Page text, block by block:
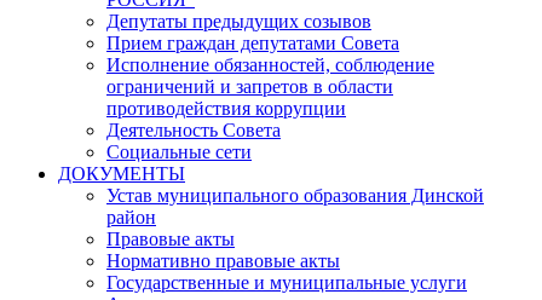
Депутаты предыдущих созывов
Прием граждан депутатами Совета
Исполнение обязанностей, соблюдение
ограничений и запретов в области
противодействия коррупции
Деятельность Совета
Социальные сети
ДОКУМЕНТЫ
Устав муниципального образования Динской
район
Правовые акты
Нормативно правовые акты
Государственные и муниципальные услуги